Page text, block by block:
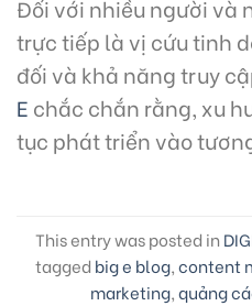
Đối với nhiều người và
trực tiếp là vị cứu tinh
đối và khả năng truy
E chắc chắn rằng, xu
tục phát triển vào
This entry was posted in
tagged big e blog,content
marketing,quảng